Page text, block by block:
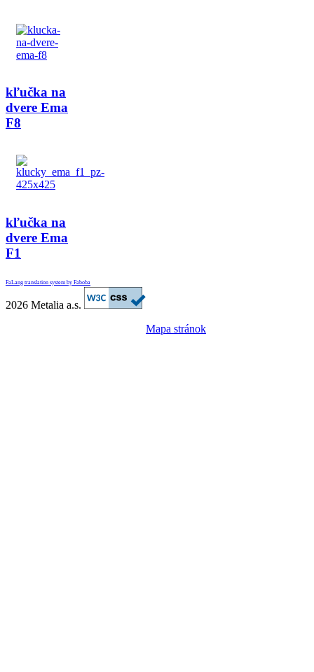
kľučka na
dvere Ema
F8
kľučka na
dvere Ema
F1
FaLang translation system by Faboba
2026 Metalia a.s.
Mapa stránok